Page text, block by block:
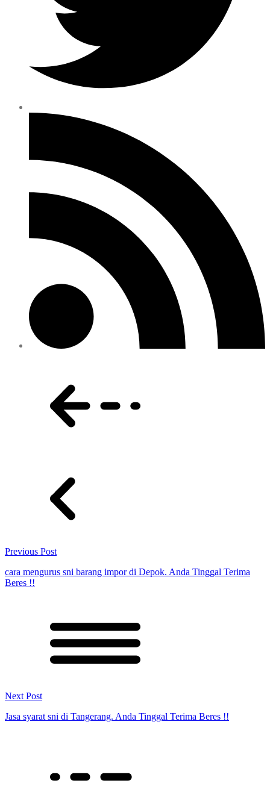
Previous Post
cara mengurus sni barang impor di Depok. Anda Tinggal Terima
Beres !!
Next Post
Jasa syarat sni di Tangerang. Anda Tinggal Terima Beres !!